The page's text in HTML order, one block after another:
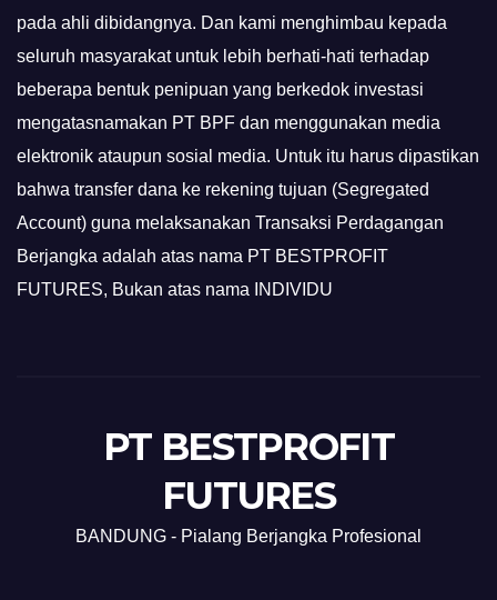
pada ahli dibidangnya. Dan kami menghimbau kepada
seluruh masyarakat untuk lebih berhati-hati terhadap
beberapa bentuk penipuan yang berkedok investasi
mengatasnamakan PT BPF dan menggunakan media
elektronik ataupun sosial media. Untuk itu harus dipastikan
bahwa transfer dana ke rekening tujuan (Segregated
Account) guna melaksanakan Transaksi Perdagangan
Berjangka adalah atas nama PT BESTPROFIT
FUTURES, Bukan atas nama INDIVIDU
PT BESTPROFIT
FUTURES
BANDUNG - Pialang Berjangka Profesional